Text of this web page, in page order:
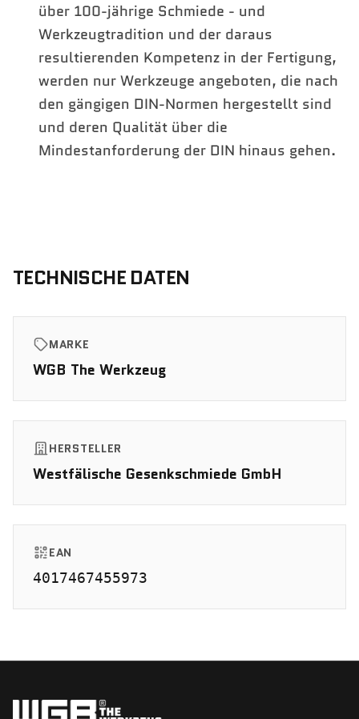
über 100-jährige Schmiede - und
Werkzeugtradition und der daraus
resultierenden Kompetenz in der Fertigung,
werden nur Werkzeuge angeboten, die nach
den gängigen DIN-Normen hergestellt sind
und deren Qualität über die
Mindestanforderung der DIN hinaus gehen.
TECHNISCHE DATEN
MARKE
WGB The Werkzeug
HERSTELLER
Westfälische Gesenkschmiede GmbH
EAN
4017467455973